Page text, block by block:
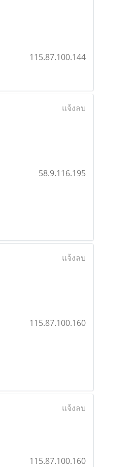
115.87.100.144
แจ้งลบ
58.9.116.195
แจ้งลบ
115.87.100.160
แจ้งลบ
115.87.100.160